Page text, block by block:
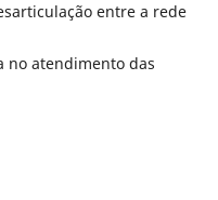
entre a rede
no atendimento das